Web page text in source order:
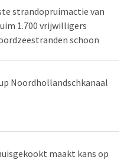
strandopruimactie van
1.700 vrijwilligers
schoon
Noordhollandschkanaal
maakt kans op